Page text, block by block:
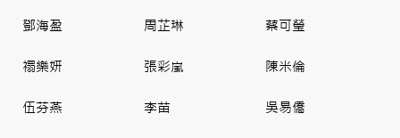
鄧海盈 周芷琳 蔡可瑩
禤樂妍 張彩嵐 陳米倫
伍芬燕 李苗 吳易僑